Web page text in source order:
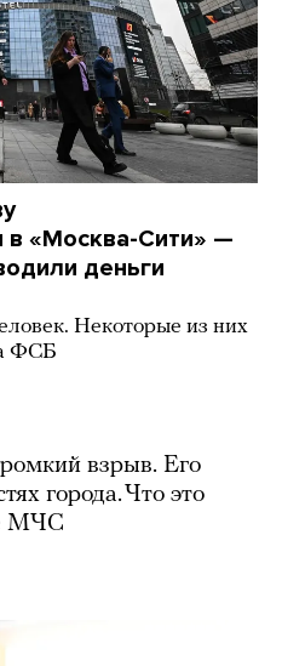
в «Москва-Сити» —
деньги
Некоторые из них
ФСБ
взрыв. Его
города. Что это
МЧС